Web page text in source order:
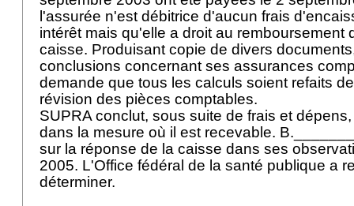
l'assurée n'est débitrice d'aucun frais
intérêt mais qu'elle a droit au remboursement
caisse. Produisant copie de divers
conclusions concernant ses assurances
demande que tous les calculs soient refaits
révision des pièces comptables.
SUPRA conclut, sous suite de frais et
dans la mesure où il est recevable.
sur la réponse de la caisse dans ses
2005. L'Office fédéral de la santé publique a
déterminer.